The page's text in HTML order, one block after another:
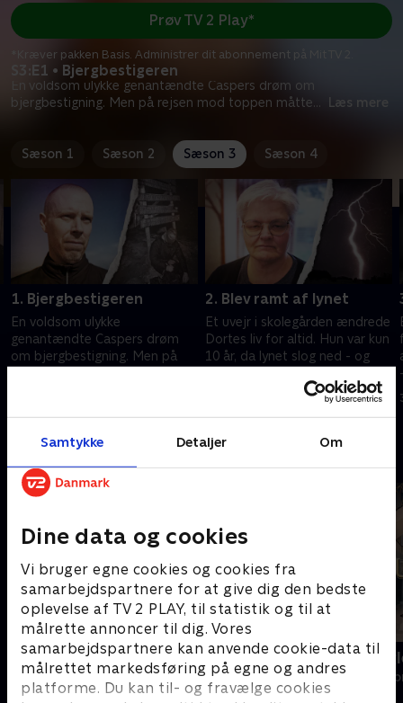
Samtykke Detaljer Om
Dine data og cookies
Vi bruger egne cookies og cookies fra
samarbejdspartnere for at give dig den bedste
oplevelse af TV 2 PLAY, til statistik og til at
målrette annoncer til dig. Vores
samarbejdspartnere kan anvende cookie-data til
målrettet markedsføring på egne og andres
platforme. Du kan til- og fravælge cookies
S3:E1 • Bjergbestigeren
En voldsom ulykke genantændte Caspers drøm om
bjergbestigning. Men på rejsen mod toppen måtte
Læs mere
Prøv TV 2 Play*
*Kræver pakken Basis. Administrer dit abonnement på Mit TV 2.
Sæson 1 Sæson 2 Sæson 3 Sæson 4
1. Bjergbestigeren
En voldsom ulykke
genantændte Caspers drøm
om bjergbestigning. Men på
2. Blev ramt af lynet
Et uvejr i skolegården ændrede
Dortes liv for altid. Hun var kun
10 år, da lynet slog ned - og
24. maj 2025 • 9 min
Det store spørgsmål
Livsstil • 1 sæsoner Livsstil • 2